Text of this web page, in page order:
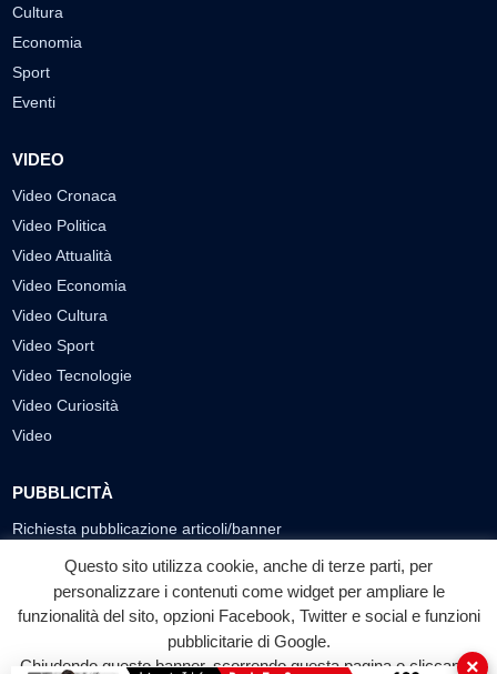
Cultura
Economia
Sport
Eventi
VIDEO
Video Cronaca
Video Politica
Video Attualità
Video Economia
Video Cultura
Video Sport
Video Tecnologie
Video Curiosità
Video
PUBBLICITÀ
Richiesta pubblicazione articoli/banner
SEGUICI SUI SOCIAL
f
Facebook
◎ ▶
YouTube
Questo sito utilizza cookie, anche di terze parti, per
personalizzare i contenuti come widget per ampliare le
funzionalità del sito, opzioni Facebook, Twitter e social e funzioni
pubblicitarie di Google.
Chiudendo questo banner, scorrendo questa pagina o cliccando
×